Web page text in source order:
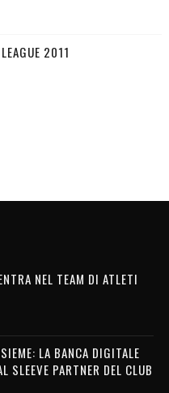
2011
NEL TEAM DI ATLETI
LA BANCA DIGITALE
SLEEVE PARTNER DEL CLUB